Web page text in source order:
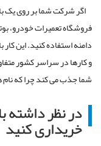
اگر شرکت شما بر روی یک
فروشگاه تعمیرات خودرو،
دامنه استفاده کنید. این
و کارها در سراسر کشور
شما جذب می کند چرا که نام
در نظر داشته
خریداری کنید